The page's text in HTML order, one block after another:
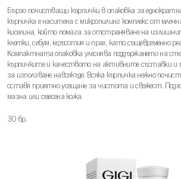
Бързо почистващи кърпички в опаковка за
кърпичка е наситена с микропилинг комплекс от
киселина, който помага за отстраняване на
клетки, себум, мръсотия и прах, като същевременно
Компактната опаковка улеснява поддържането на
кърпичките и качеството на активните съставки и
за използване навсякъде. Всяка кърпичка нежно
оставя приятно усещане за чистота и свежест.
мазна или смесена кожа.
30 бр.